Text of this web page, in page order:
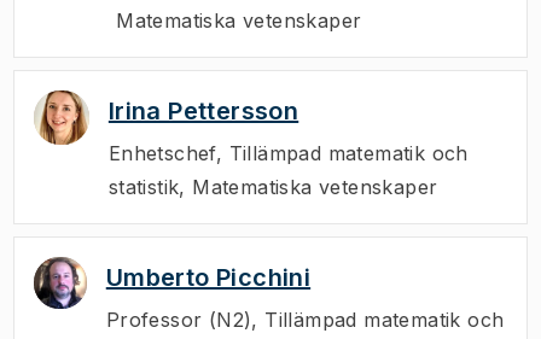
Matematiska vetenskaper
Irina Pettersson
Enhetschef, Tillämpad matematik och
statistik, Matematiska vetenskaper
Umberto Picchini
Professor (N2), Tillämpad matematik och